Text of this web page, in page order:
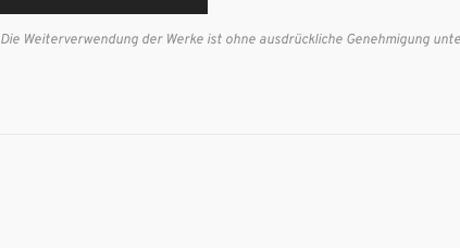
Die Weiterverwendung der Werke ist ohne ausdrückliche Genehmigung